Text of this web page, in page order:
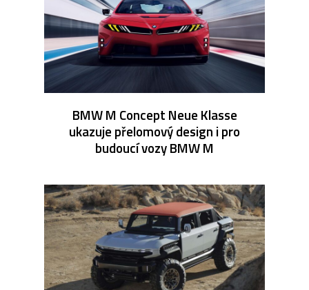
BMW M Concept Neue Klasse
ukazuje přelomový design i pro
budoucí vozy BMW M